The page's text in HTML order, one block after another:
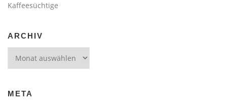
Kaffeesüchtige
ARCHIV
META